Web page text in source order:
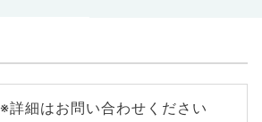
※詳細はお問い合わせください